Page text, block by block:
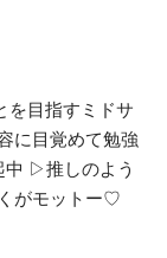
を目指すミドサ
に目覚めて勉強
中 ▷推しのよう
がモットー♡